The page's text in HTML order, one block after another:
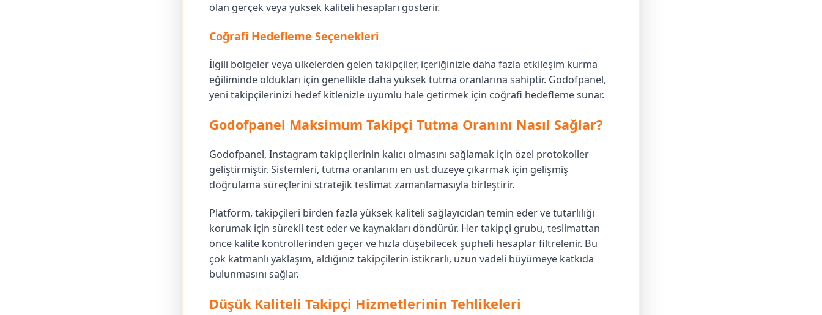
olan gerçek veya yüksek kaliteli hesapları gösterir.
Coğrafi Hedefleme Seçenekleri
İlgili bölgeler veya ülkelerden gelen takipçiler, içeriğinizle daha fazla etkileşim kurma
eğiliminde oldukları için genellikle daha yüksek tutma oranlarına sahiptir. Godofpanel,
yeni takipçilerinizi hedef kitlenizle uyumlu hale getirmek için coğrafi hedefleme sunar.
Godofpanel Maksimum Takipçi Tutma Oranını Nasıl Sağlar?
Godofpanel, Instagram takipçilerinin kalıcı olmasını sağlamak için özel protokoller
geliştirmiştir. Sistemleri, tutma oranlarını en üst düzeye çıkarmak için gelişmiş
doğrulama süreçlerini stratejik teslimat zamanlamasıyla birleştirir.
Platform, takipçileri birden fazla yüksek kaliteli sağlayıcıdan temin eder ve tutarlılığı
korumak için sürekli test eder ve kaynakları döndürür. Her takipçi grubu, teslimattan
önce kalite kontrollerinden geçer ve hızla düşebilecek şüpheli hesaplar filtrelenir. Bu
çok katmanlı yaklaşım, aldığınız takipçilerin istikrarlı, uzun vadeli büyümeye katkıda
bulunmasını sağlar.
Düşük Kaliteli Takipçi Hizmetlerinin Tehlikeleri